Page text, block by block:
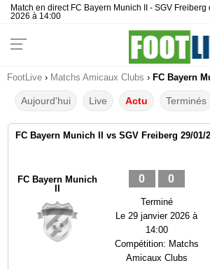
Match en direct FC Bayern Munich II - SGV
2026 à 14:00
FootLive › Matchs Amicaux Clubs › FC Bayern
Aujourd'hui Live Actu Terminés
FC Bayern Munich II vs SGV Freiberg 29/01/
FC Bayern Munich
0 0
Terminé
Le29 janvier 2026 à
14:00
Compétition: Matchs
Amicaux Clubs